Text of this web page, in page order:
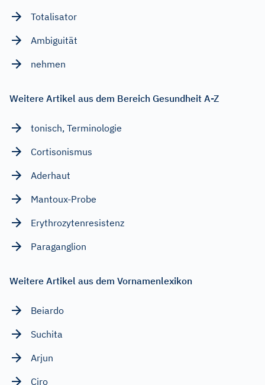
Totalisator
Ambiguität
nehmen
Weitere Artikel aus dem Bereich Gesundheit A-Z
tonisch, Terminologie
Cortisonismus
Aderhaut
Mantoux-Probe
Erythrozytenresistenz
Paraganglion
Weitere Artikel aus dem Vornamenlexikon
Beiardo
Suchita
Arjun
Ciro